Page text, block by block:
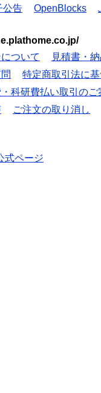
公告 OpenBlocks
ついて
見積書・
特定商取引法に
科研費払い取引のご
ご注文の取り消し
式ページ